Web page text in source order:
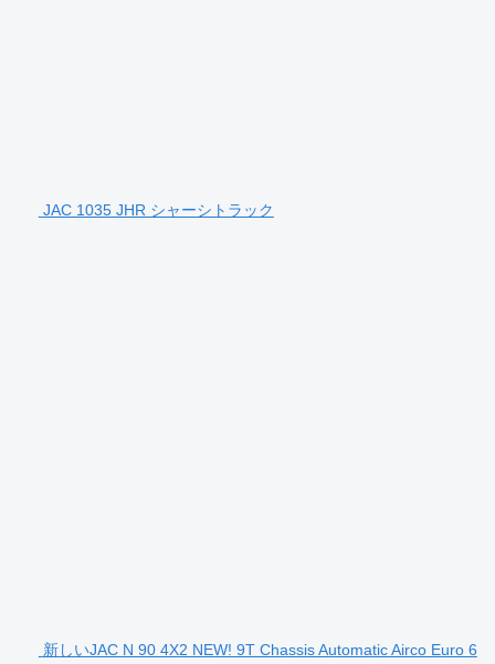
JAC 1035 JHR シャーシトラック
新しいJAC N 90 4X2 NEW! 9T Chassis Automatic Airco Euro 6